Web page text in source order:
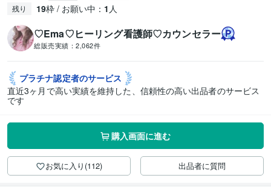
残り 19枠 / お願い中： 1 人
♡Ema♡ヒーリング看護師♡カウンセラー
総販売実績： 2,062件
プラチナ認定者のサービス
直近3ヶ月で高い実績を維持した、信頼性の高い出品者のサービス
です
購入画面に進む
お気に入り(112) 出品者に質問